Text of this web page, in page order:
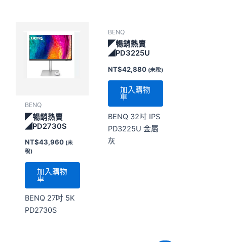
BENQ
◤暢銷熱賣
◢PD2730S
NT$43,960 (未
稅)
加入購物
車
BENQ 27吋 5K
PD2730S
BENQ
◤暢銷熱賣
◢PD3225U
NT$42,880 (未稅)
加入購物
車
BENQ 32吋 IPS
PD3225U 金屬
灰